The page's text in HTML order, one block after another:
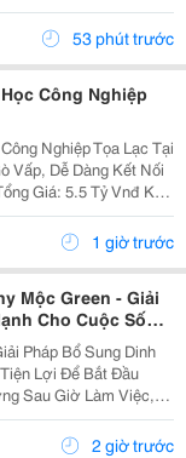
Từ Nền Tảng, O8 Hoạt
Trong Lĩnh...
53 phút trước
Công Nghiệp
Nghiệp Tọa Lạc Tại
Vấp, Dễ Dàng Kết Nối
Giá: 5.5 Tỷ Vnđ Kết
3Wc, Ban Công,
Dọn...
1 giờ trước
Mộc Green - Giải
Cho Cuộc Sống
Pháp Bổ Sung Dinh
Lợi Để Bắt Đầu
Sau Giờ Làm Việc,
Green Chính Là
Hảo. Vì Sao Nên Lựa Chọn Mì Konjac...
2 giờ trước